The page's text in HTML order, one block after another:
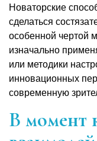
Новаторские
сделаться
особенной чертой
изначально
или методики
инновационных
современную
В момент